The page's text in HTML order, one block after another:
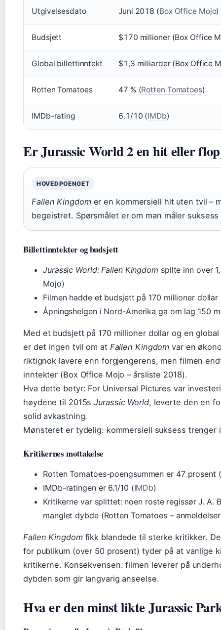
Utgivelsesdato Juni 2018 (Box Office Mojo)
Budsjett $170 millioner (Box Office
Global billettinntekt $1,3 milliarder (Box Office
Rotten Tomatoes 47 % (Rotten Tomatoes)
IMDb-rating 6.1/10 (IMDb)
Er Jurassic World 2 en hit eller
HOVEDPOENGET
Fallen Kingdomer en kommersiell hit uten tvil –
begeistret. Spørsmålet er om man måler
Billettinntekter og budsjett
Jurassic World: Fallen Kingdom spilte inn over
Mojo)
Filmen hadde et budsjett på 170 millioner
Åpningshelgen i Nord-Amerika ga om lag 150
Med et budsjett på 170 millioner dollar og en
er det ingen tvil om at Fallen Kingdom var en
riktignok lavere enn forgjengerens, men filmen
inntekter (Box Office Mojo – årsliste 2018).
Hva dette betyr: For Universal Pictures var
høydene til 2015sJurassic World, leverte den en
solid avkastning.
Mønsteret er tydelig: kommersiell suksess
Kritikernes mottakelse
Rotten Tomatoes-poengsummen er 47 prosent
IMDb-ratingen er 6.1/10 (IMDb)
Kritikerne var splittet: noen roste regissør J. A.
manglet dybde (Rotten Tomatoes –
Fallen Kingdomfikk blandede til sterke kritikker.
for publikum (over 50 prosent) tyder på at vanlige
kritikerne. Konsekvensen: filmen leverer på
dybden som gir langvarig anseelse.
Hva er den minst likte Jurassic